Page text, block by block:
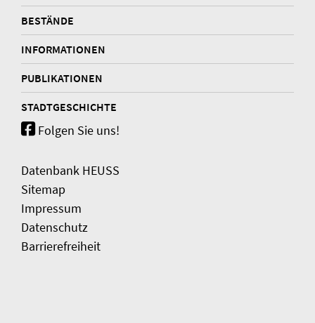
BESTÄNDE
INFORMATIONEN
PUBLIKATIONEN
STADTGESCHICHTE
Folgen Sie uns!
Datenbank HEUSS
Sitemap
Impressum
Datenschutz
Barrierefreiheit